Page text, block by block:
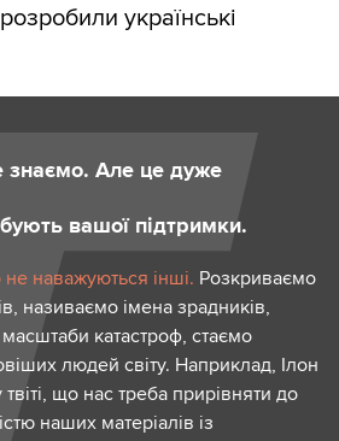
українські
знаємо. Але це дуже
вашої підтримки.
наважуються інші. Розкриваємо
називаємо імена зрадників,
катастроф, стаємо
людей світу. Наприклад, Ілон
що нас треба прирівняти до
наших матеріалів із